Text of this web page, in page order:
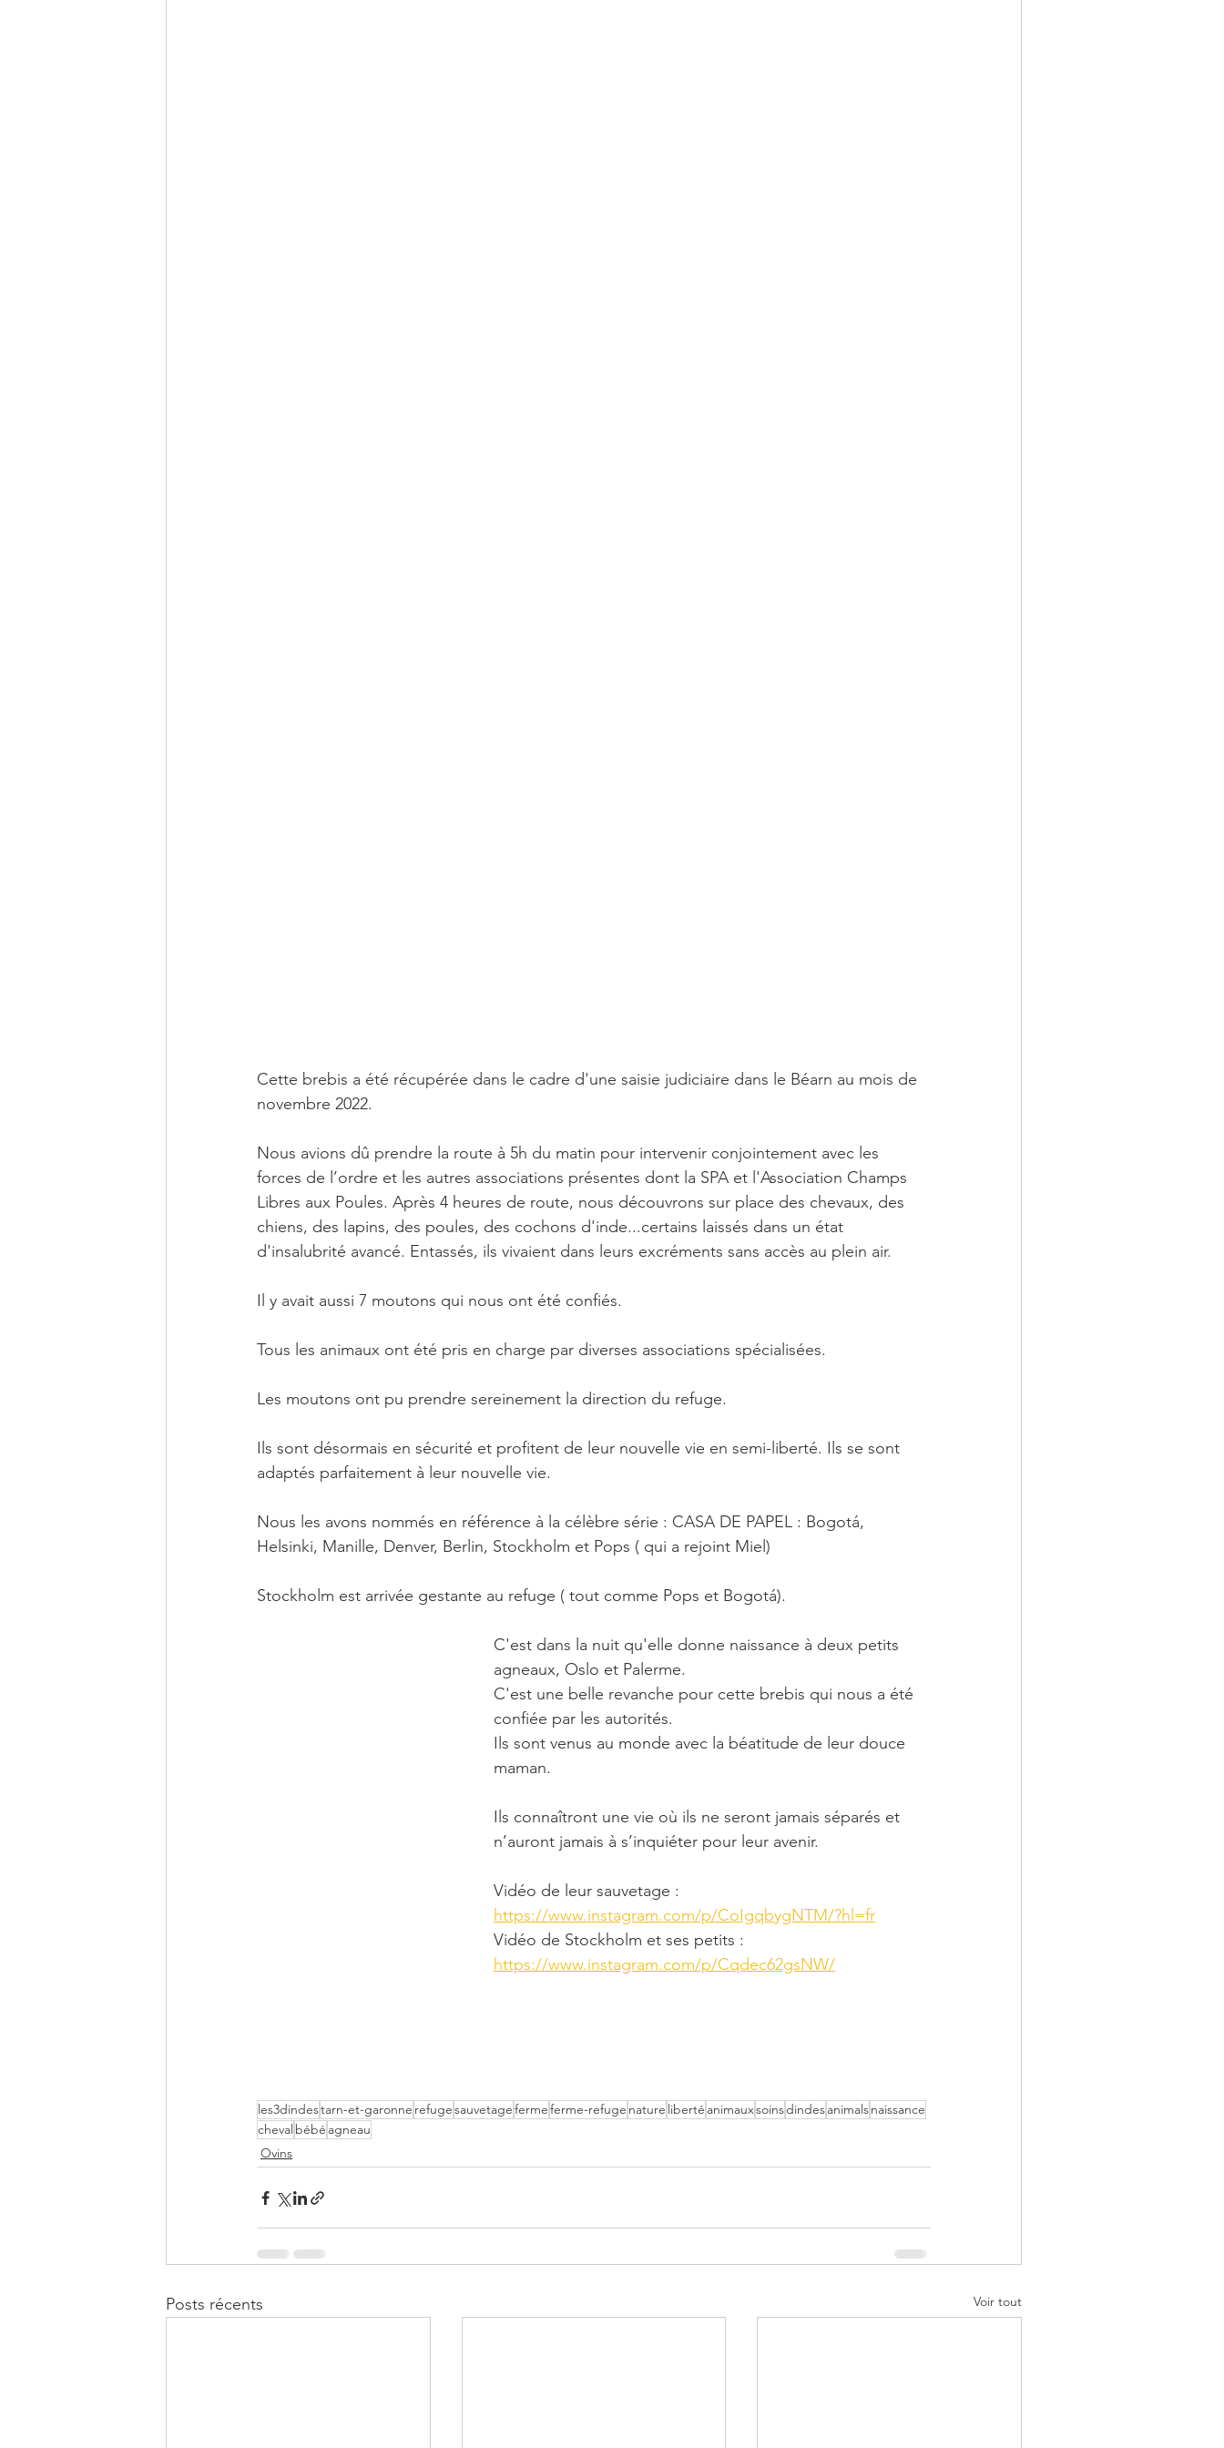
Cette brebis a été récupérée dans le cadre d'une saisie judiciaire dans le Béarn au mois de
novembre 2022.
Nous avions dû prendre la route à 5h du matin pour intervenir conjointement avec les
forces de l’ordre et les autres associations présentes dont la SPA et l'Association Champs
Libres aux Poules. Après 4 heures de route, nous découvrons sur place des chevaux, des
chiens, des lapins, des poules, des cochons d'inde...certains laissés dans un état
d'insalubrité avancé. Entassés, ils vivaient dans leurs excréments sans accès au plein air.
Il y avait aussi 7 moutons qui nous ont été confiés.
Tous les animaux ont été pris en charge par diverses associations spécialisées.
Les moutons ont pu prendre sereinement la direction du refuge.
Ils sont désormais en sécurité et profitent de leur nouvelle vie en semi-liberté. Ils se sont
adaptés parfaitement à leur nouvelle vie.
Nous les avons nommés en référence à la célèbre série : CASA DE PAPEL : Bogotá,
Helsinki, Manille, Denver, Berlin, Stockholm et Pops ( qui a rejoint Miel)
Stockholm est arrivée gestante au refuge ( tout comme Pops et Bogotá).
C'est dans la nuit qu'elle donne naissance à deux petits
agneaux, Oslo et Palerme.
C'est une belle revanche pour cette brebis qui nous a été
confiée par les autorités.
Ils sont venus au monde avec la béatitude de leur douce
maman.
Ils connaîtront une vie où ils ne seront jamais séparés et
n’auront jamais à s’inquiéter pour leur avenir.
Vidéo de leur sauvetage :
https://www.instagram.com/p/CoIgqbygNTM/?hl=fr
Vidéo de Stockholm et ses petits :
https://www.instagram.com/p/Cqdec62gsNW/
les3dindestarn-et-garonne refugesauvetagefermeferme-refuge nature liberté animauxsoinsdindesanimalsnaissance
cheval bébé agneau
Ovins
Posts récents Voir tout